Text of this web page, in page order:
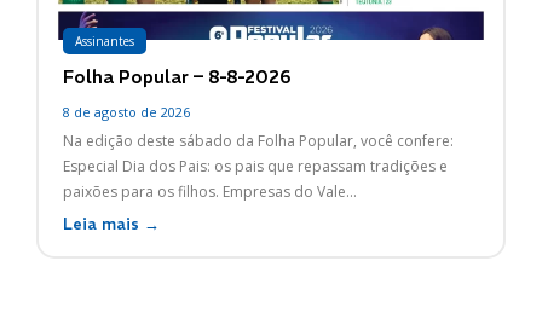
Assinantes
Folha Popular – 8-8-2026
8 de agosto de 2026
Na edição deste sábado da Folha Popular, você confere:
Especial Dia dos Pais: os pais que repassam tradições e
paixões para os filhos. Empresas do Vale...
Leia mais →